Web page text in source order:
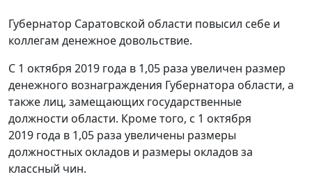
Губернатор Саратовской области повысил себе и
коллегам денежное довольствие.
С 1 октября 2019 года в 1,05 раза увеличен размер
денежного вознаграждения Губернатора области, а
также лиц, замещающих государственные
должности области. Кроме того, с 1 октября
2019 года в 1,05 раза увеличены размеры
должностных окладов и размеры окладов за
классный чин.